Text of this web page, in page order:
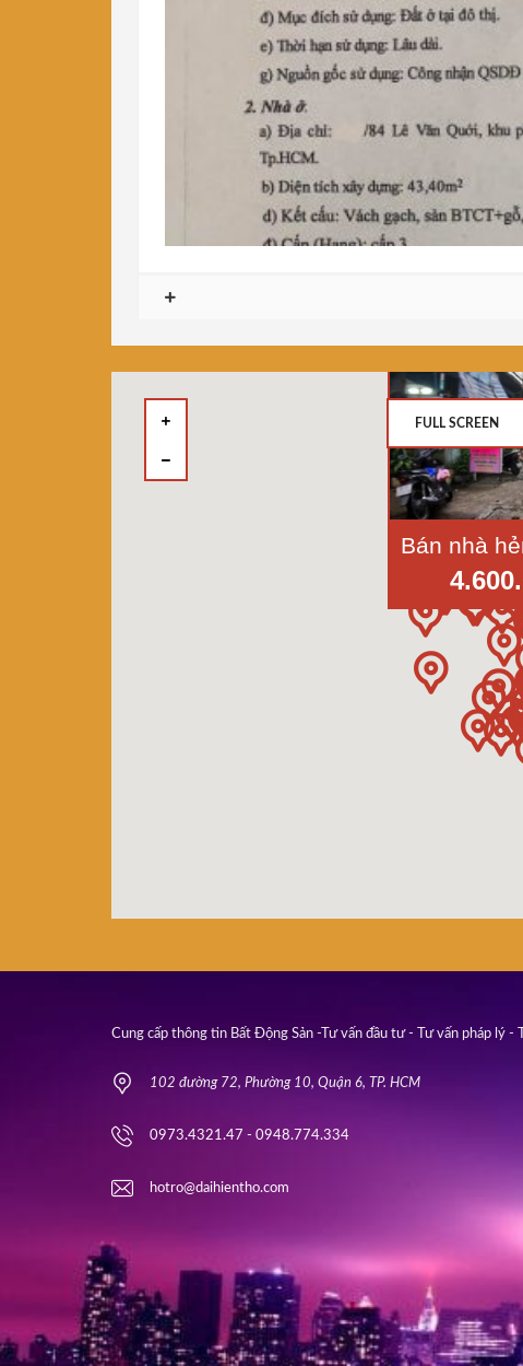
FULL SCREEN
Cung cấp thông tin Bất Động Sản -Tư vấn đầu tư - Tư vấn pháp lý -
102 đường 72, Phường 10, Quận 6, TP. HCM
0973.4321.47 - 0948.774.334
hotro@daihientho.com